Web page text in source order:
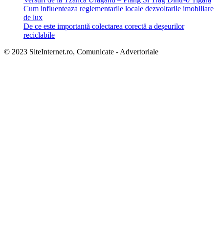
Cum influenteaza reglementarile locale dezvoltarile imobiliare
de lux
De ce este importantă colectarea corectă a deșeurilor
reciclabile
© 2023 SiteInternet.ro, Comunicate - Advertoriale